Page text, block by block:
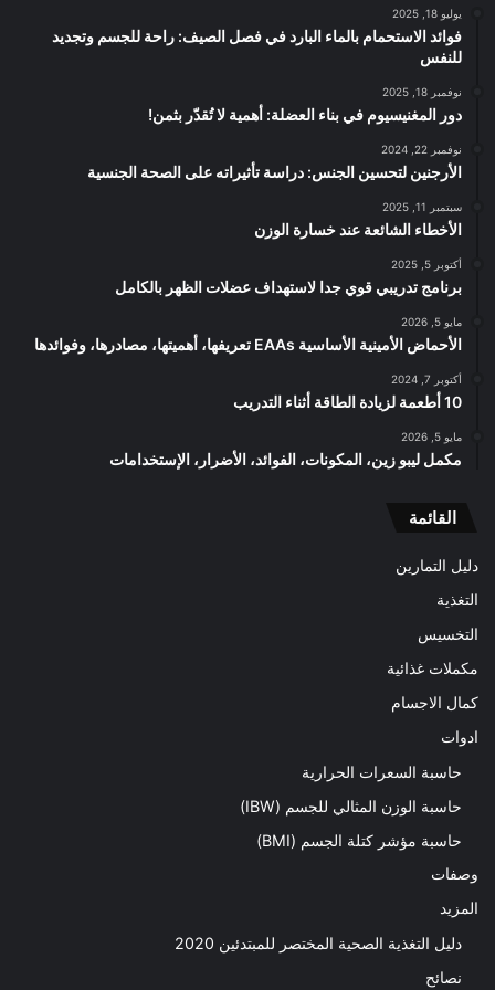
يوليو 18, 2025
فوائد الاستحمام بالماء البارد في فصل الصيف: راحة للجسم وتجديد
للنفس
نوفمبر 18, 2025
دور المغنيسيوم في بناء العضلة: أهمية لا تُقدّر بثمن!
نوفمبر 22, 2024
الأرجنين لتحسين الجنس: دراسة تأثيراته على الصحة الجنسية
سبتمبر 11, 2025
الأخطاء الشائعة عند خسارة الوزن
أكتوبر 5, 2025
برنامج تدريبي قوي جدا لاستهداف عضلات الظهر بالكامل
مايو 5, 2026
الأحماض الأمينية الأساسية EAAs تعريفها، أهميتها، مصادرها، وفوائدها
أكتوبر 7, 2024
10 أطعمة لزيادة الطاقة أثناء التدريب
مايو 5, 2026
مكمل ليبو زين، المكونات، الفوائد، الأضرار، الإستخدامات
القائمة
دليل التمارين
التغذية
التخسيس
مكملات غذائية
كمال الاجسام
ادوات
حاسبة السعرات الحرارية
حاسبة الوزن المثالي للجسم (IBW)
حاسبة مؤشر كتلة الجسم (BMI)
وصفات
المزيد
دليل التغذية الصحية المختصر للمبتدئين 2020​
نصائح